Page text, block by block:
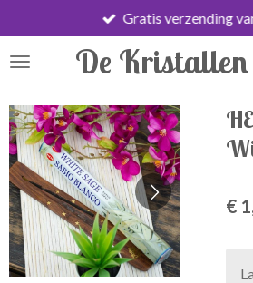
direct
naar
hoofdinhoud
De
Gratis verzending
€